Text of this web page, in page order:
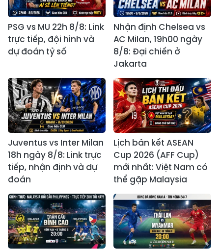
PSG vs MU 22h 8/8: Link
trực tiếp, đội hình và
dự đoán tỷ số
Nhận định Chelsea vs
AC Milan, 19h00 ngày
8/8: Đại chiến ở
Jakarta
Juventus vs Inter Milan
18h ngày 8/8: Link trực
tiếp, nhận định và dự
đoán
Lịch bán kết ASEAN
Cup 2026 (AFF Cup)
mới nhất: Việt Nam có
thể gặp Malaysia